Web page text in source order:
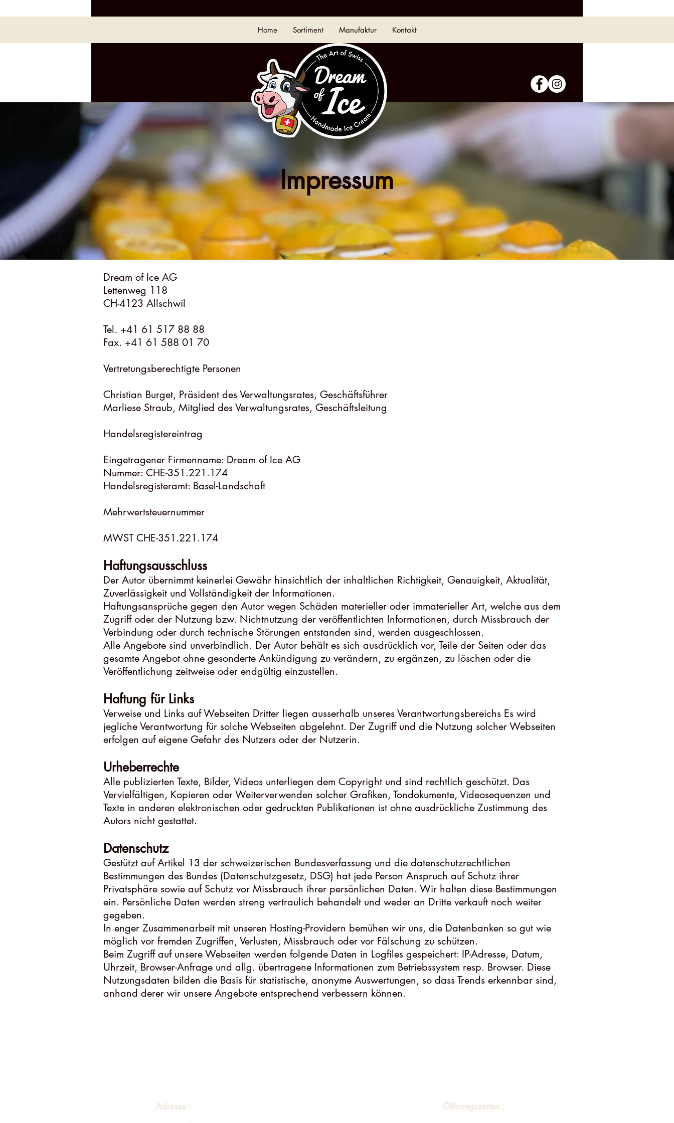
Home Sortiment Manufaktur Kontakt
Impressum
Dream of Ice AG
Lettenweg 118
CH-4123 Allschwil
Tel. +41 61 517 88 88
Fax. +41 61 588 01 70
Vertretungsberechtigte Personen
Christian Burget, Präsident des Verwaltungsrates, Geschäftsführer
Marliese Straub, Mitglied des Verwaltungsrates, Geschäftsleitung
Handelsregistereintrag
Eingetragener Firmenname: Dream of Ice AG
Nummer: CHE-351.221.174
Handelsregisteramt: Basel-Landschaft
Mehrwertsteuernummer
MWST CHE-351.221.174
Haftungsausschluss
Der Autor übernimmt keinerlei Gewähr hinsichtlich der inhaltlichen Richtigkeit, Genauigkeit, Aktualität,
Zuverlässigkeit und Vollständigkeit der Informationen.
Haftungsansprüche gegen den Autor wegen Schäden materieller oder immaterieller Art, welche aus dem
Zugriff oder der Nutzung bzw. Nichtnutzung der veröffentlichten Informationen, durch Missbrauch der
Verbindung oder durch technische Störungen entstanden sind, werden ausgeschlossen.
Alle Angebote sind unverbindlich. Der Autor behält es sich ausdrücklich vor, Teile der Seiten oder das
gesamte Angebot ohne gesonderte Ankündigung zu verändern, zu ergänzen, zu löschen oder die
Veröffentlichung zeitweise oder endgültig einzustellen.
Haftung für Links
Verweise und Links auf Webseiten Dritter liegen ausserhalb unseres Verantwortungsbereichs Es wird
jegliche Verantwortung für solche Webseiten abgelehnt. Der Zugriff und die Nutzung solcher Webseiten
erfolgen auf eigene Gefahr des Nutzers oder der Nutzerin.
Urheberrechte
Alle publizierten Texte, Bilder, Videos unterliegen dem Copyright und sind rechtlich geschützt. Das
Vervielfältigen, Kopieren oder Weiterverwenden solcher Grafiken, Tondokumente, Videosequenzen und
Texte in anderen elektronischen oder gedruckten Publikationen ist ohne ausdrückliche Zustimmung des
Autors nicht gestattet.
Datenschutz
Gestützt auf Artikel 13 der schweizerischen Bundesverfassung und die datenschutzrechtlichen
Bestimmungen des Bundes (Datenschutzgesetz, DSG) hat jede Person Anspruch auf Schutz ihrer
Privatsphäre sowie auf Schutz vor Missbrauch ihrer persönlichen Daten. Wir halten diese Bestimmungen
ein. Persönliche Daten werden streng vertraulich behandelt und weder an Dritte verkauft noch weiter
gegeben.
In enger Zusammenarbeit mit unseren Hosting-Providern bemühen wir uns, die Datenbanken so gut wie
möglich vor fremden Zugriffen, Verlusten, Missbrauch oder vor Fälschung zu schützen.
Beim Zugriff auf unsere Webseiten werden folgende Daten in Logfiles gespeichert: IP-Adresse, Datum,
Uhrzeit, Browser-Anfrage und allg. übertragene Informationen zum Betriebssystem resp. Browser. Diese
Nutzungsdaten bilden die Basis für statistische, anonyme Auswertungen, so dass Trends erkennbar sind,
anhand derer wir unsere Angebote entsprechend verbessern können.
Adresse :
Öffnungszeiten :